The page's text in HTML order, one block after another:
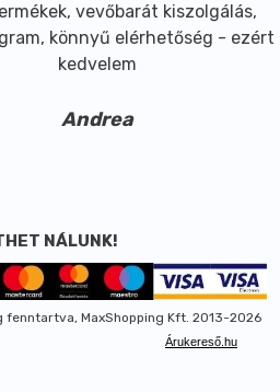
vevőbarát kiszolgálás,
könnyű elérhetőség - ezért
kedvelem
Andrea
NÁLUNK!
fenntartva, MaxShopping Kft. 2013-2026
Árukereső.hu